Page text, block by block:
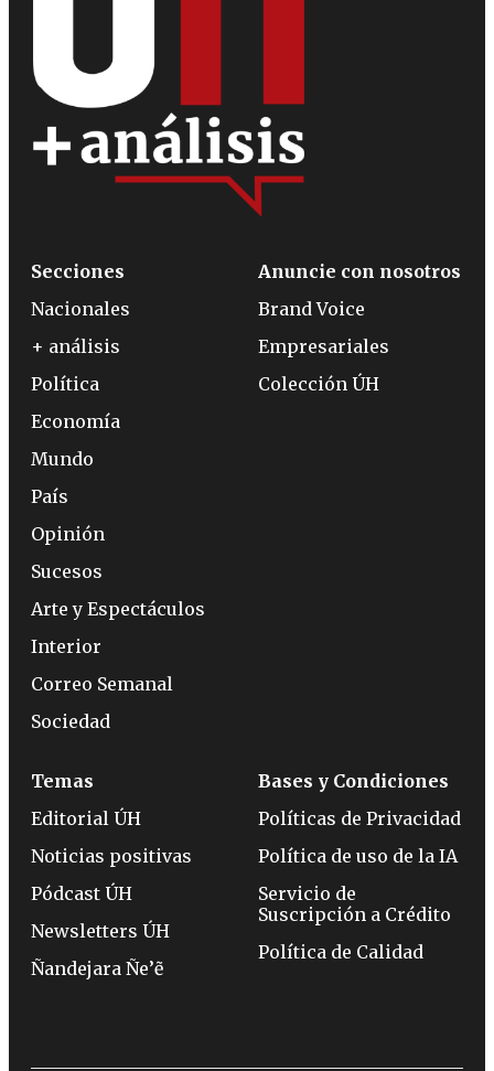
Secciones
Nacionales
+ análisis
Política
Economía
Mundo
País
Opinión
Sucesos
Arte y Espectáculos
Interior
Correo Semanal
Sociedad
Anuncie con nosotros
Brand Voice
Empresariales
Colección ÚH
Temas
Editorial ÚH
Noticias positivas
Pódcast ÚH
Newsletters ÚH
Ñandejara Ñe’ẽ
Bases y Condiciones
Políticas de Privacidad
Política de uso de la IA
Servicio de
Suscripción a Crédito
Política de Calidad